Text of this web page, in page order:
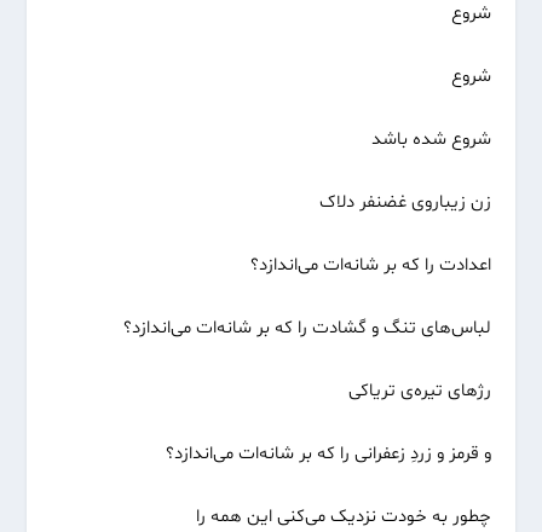
شروع
شروع
شروع شده باشد
زن زیباروی غضنفر دلاک
اعدادت را که بر شانه‌ات می‌اندازد؟
لباس‌های تنگ و گشادت را که بر شانه‌ات می‌اندازد؟
رژهای تیره‌ی تریاکی
و قرمز و زردِ زعفرانی را که بر شانه‌ات می‌اندازد؟
چطور به خودت نزدیک می‌کنی این همه را